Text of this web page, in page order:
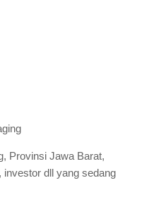
Provinsi Jawa Barat,
dll yang sedang